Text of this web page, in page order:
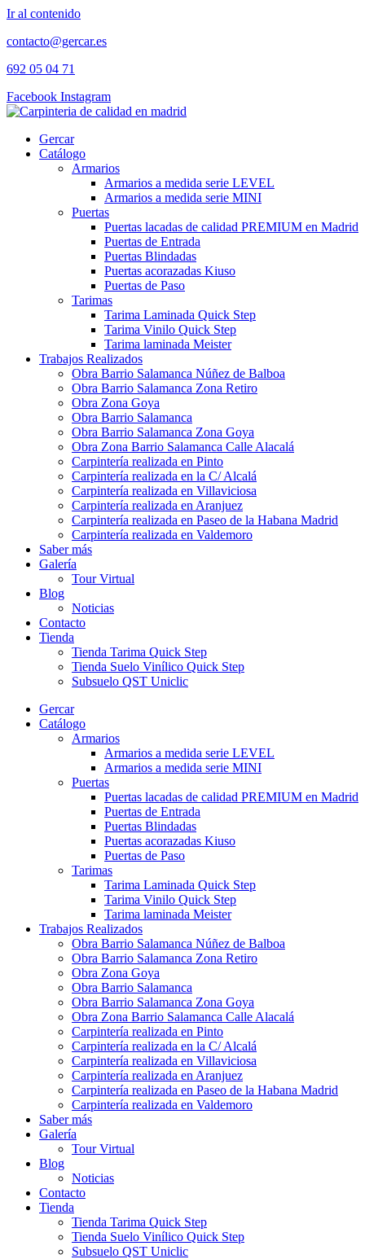
Ir al contenido
contacto@gercar.es
692 05 04 71
Facebook Instagram
Gercar
Catálogo
Armarios
Armarios a medida serie LEVEL
Armarios a medida serie MINI
Puertas
Puertas lacadas de calidad PREMIUM en Madrid
Puertas de Entrada
Puertas Blindadas
Puertas acorazadas Kiuso
Puertas de Paso
Tarimas
Tarima Laminada Quick Step
Tarima Vinilo Quick Step
Tarima laminada Meister
Trabajos Realizados
Obra Barrio Salamanca Núñez de Balboa
Obra Barrio Salamanca Zona Retiro
Obra Zona Goya
Obra Barrio Salamanca
Obra Barrio Salamanca Zona Goya
Obra Zona Barrio Salamanca Calle Alacalá
Carpintería realizada en Pinto
Carpintería realizada en la C/ Alcalá
Carpintería realizada en Villaviciosa
Carpintería realizada en Aranjuez
Carpintería realizada en Paseo de la Habana Madrid
Carpintería realizada en Valdemoro
Saber más
Galería
Tour Virtual
Blog
Noticias
Contacto
Tienda
Tienda Tarima Quick Step
Tienda Suelo Vinílico Quick Step
Subsuelo QST Uniclic
Gercar
Catálogo
Armarios
Armarios a medida serie LEVEL
Armarios a medida serie MINI
Puertas
Puertas lacadas de calidad PREMIUM en Madrid
Puertas de Entrada
Puertas Blindadas
Puertas acorazadas Kiuso
Puertas de Paso
Tarimas
Tarima Laminada Quick Step
Tarima Vinilo Quick Step
Tarima laminada Meister
Trabajos Realizados
Obra Barrio Salamanca Núñez de Balboa
Obra Barrio Salamanca Zona Retiro
Obra Zona Goya
Obra Barrio Salamanca
Obra Barrio Salamanca Zona Goya
Obra Zona Barrio Salamanca Calle Alacalá
Carpintería realizada en Pinto
Carpintería realizada en la C/ Alcalá
Carpintería realizada en Villaviciosa
Carpintería realizada en Aranjuez
Carpintería realizada en Paseo de la Habana Madrid
Carpintería realizada en Valdemoro
Saber más
Galería
Tour Virtual
Blog
Noticias
Contacto
Tienda
Tienda Tarima Quick Step
Tienda Suelo Vinílico Quick Step
Subsuelo QST Uniclic